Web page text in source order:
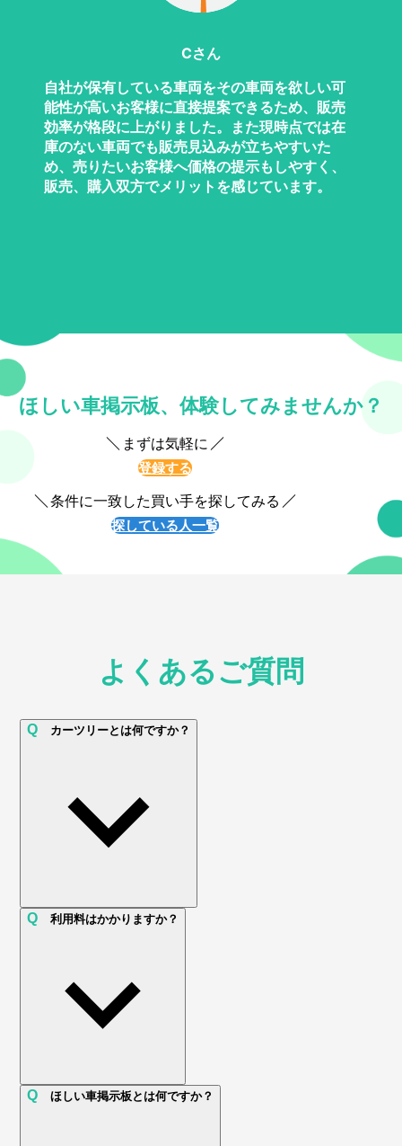
Cさん
自社が保有している車両をその車両を欲しい可
能性が高いお客様に直接提案できるため、販売
効率が格段に上がりました。また現時点では在
庫のない車両でも販売見込みが立ちやすいた
め、売りたいお客様へ価格の提示もしやすく、
販売、購入双方でメリットを感じています。
ほしい車掲示板、体験してみませんか？
まずは気軽に
登録する
条件に一致した買い手を探してみる
探している人一覧
よくあるご質問
Q カーツリーとは何ですか？
Q 利用料はかかりますか？
Q ほしい車掲示板とは何ですか？